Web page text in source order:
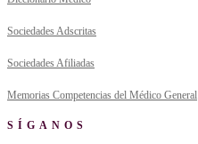
Sociedades Adscritas
Sociedades Afiliadas
Memorias Competencias del Médico General
SÍGANOS